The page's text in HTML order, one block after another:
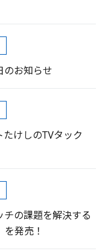
のお知らせ
けしのTVタック
の課題を解決する
発売！